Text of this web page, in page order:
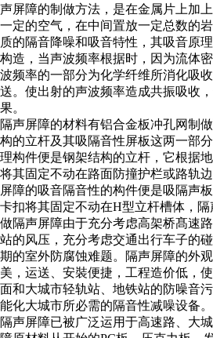
声屏障的制做方法，是在金属片上加
一定的空气，在中间置放一定总数的
质的隔音降噪和吸音特性，其吸音原
构造，当声波频率根据时，因为流体
波频率的一部分为化学纤维所消化吸
送。使出射的声波频率造成共振吸收
果。
隔声屏障的材料有铝合金板冲孔网制
构的立杆及其吸隔音性屏板这两一部
理构件便是钢架结构的立杆，它根据
将其固定不动在路面防撞护栏或路轨
屏障的吸音隔音性的构件便是吸隔声
卡扣将其固定不动在H型立杆槽体，
做隔声屏障由于充分考虑高架桥髙速
站的风压，充分考虑交通出行车子的
期的室外防腐蚀难题。隔声屏障的外
美，运送、安裝便捷，工程造价低，
面和大城市轻轨站、地铁站的防噪音
能化大城市所必需的隔音性减噪设备。
隔声屏障已被广泛运用于高速路、大